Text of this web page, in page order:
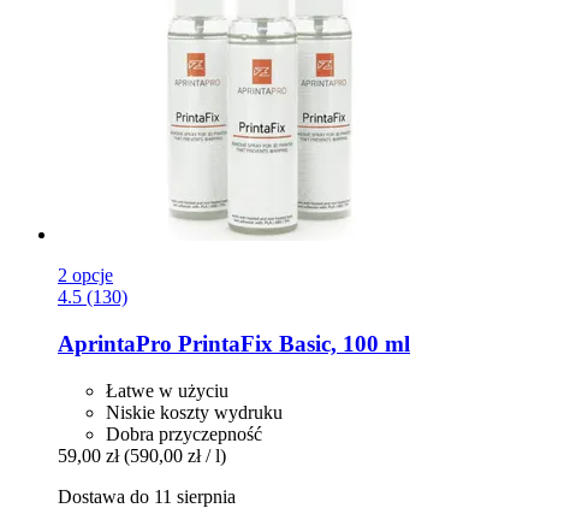
2 opcje
4.5 (130)
AprintaPro PrintaFix Basic, 100 ml
Łatwe w użyciu
Niskie koszty wydruku
Dobra przyczepność
59,00 zł (590,00 zł / l)
Dostawa do 11 sierpnia